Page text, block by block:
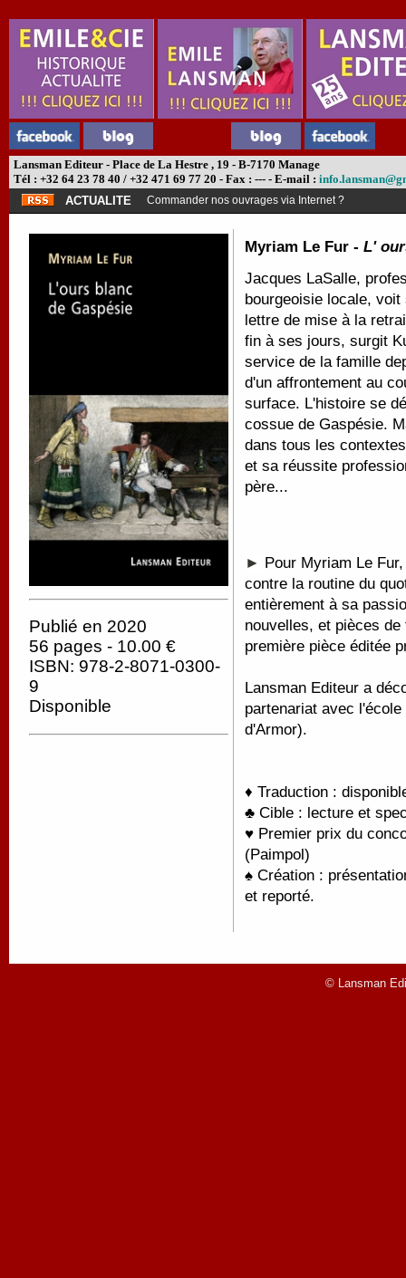
Lansman Editeur - Place de La Hestre , 19 - B-7170 Manage
Tél : +32 64 23 78 40 / +32 471 69 77 20 - Fax : --- - E-mail :
ACTUALITE
Commander nos ouvrages via Internet ?
Publié en 2020
56 pages - 10.00 €
ISBN: 978-2-8071-0300-
9
Disponible
Myriam Le Fur - L'
Jacques LaSalle,
bourgeoisie locale,
lettre de mise à la
fin à ses jours, surgit
service de la famille
d'un affrontement au
surface. L'histoire se
cossue de Gaspésie.
dans tous les
et sa réussite
père...
► Pour Myriam Le
contre la routine du
entièrement à sa
nouvelles, et pièces
première pièce éditée
Lansman Editeur a
partenariat avec
d'Armor).
♦ Traduction :
♣ Cible : lecture et
♥ Premier prix du
(Paimpol)
♠ Création :
et reporté.
© Lansman